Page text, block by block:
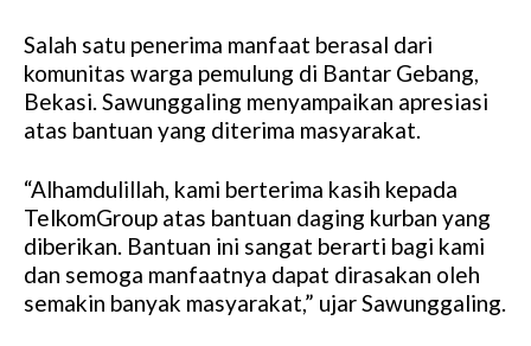
Salah satu penerima manfaat berasal dari
komunitas warga pemulung di Bantar Gebang,
Bekasi. Sawunggaling menyampaikan apresiasi
atas bantuan yang diterima masyarakat.
“Alhamdulillah, kami berterima kasih kepada
TelkomGroup atas bantuan daging kurban yang
diberikan. Bantuan ini sangat berarti bagi kami
dan semoga manfaatnya dapat dirasakan oleh
semakin banyak masyarakat,” ujar Sawunggaling.